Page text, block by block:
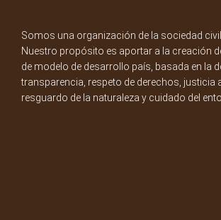
Somos una organización de la sociedad
Nuestro propósito es aportar a la creación
de modelo de desarrollo país, basada en la
transparencia, respeto de derechos, justicia
resguardo de la naturaleza y cuidado del